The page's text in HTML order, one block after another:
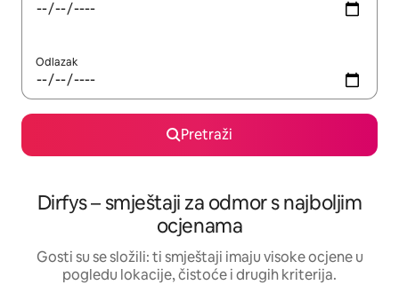
Odlazak
Pretraži
Dirfys – smještaji za odmor s najboljim
ocjenama
Gosti su se složili: ti smještaji imaju visoke ocjene u
pogledu lokacije, čistoće i drugih kriterija.